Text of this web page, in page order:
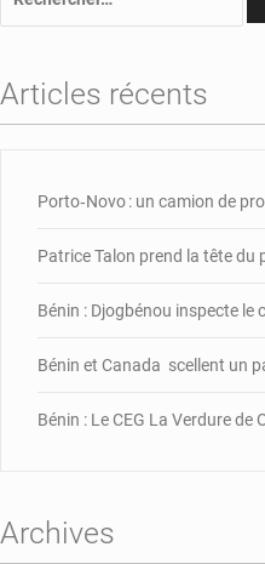
Articles récents
Porto‑Novo : un camion de
Patrice Talon prend la tête du
Bénin : Djogbénou inspecte le
Bénin et Canada scellent un
Bénin : Le CEG La Verdure
Archives